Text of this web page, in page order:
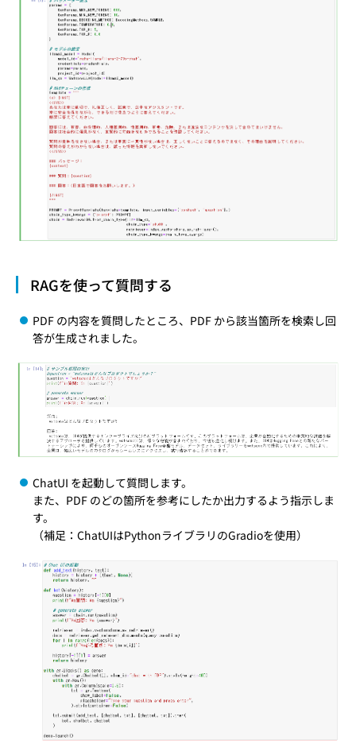
RAGを使って質問する
PDF の内容を質問したところ、PDF から該当箇所を検索し回
答が生成されました。
ChatUI を起動して質問します。
また、PDF のどの箇所を参考にしたか出力するよう指示しま
す。
（補足：ChatUIはPythonライブラリのGradioを使用）